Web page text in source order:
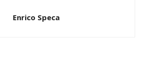
Enrico Speca